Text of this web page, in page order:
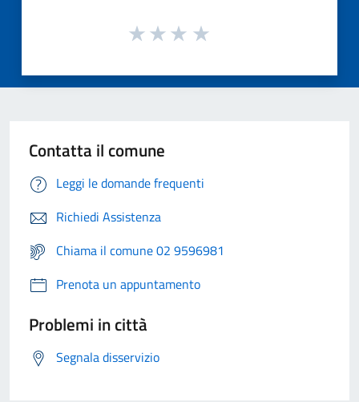
Contatta il comune
Leggi le domande frequenti
Richiedi Assistenza
Chiama il comune 02 9596981
Prenota un appuntamento
Problemi in città
Segnala disservizio